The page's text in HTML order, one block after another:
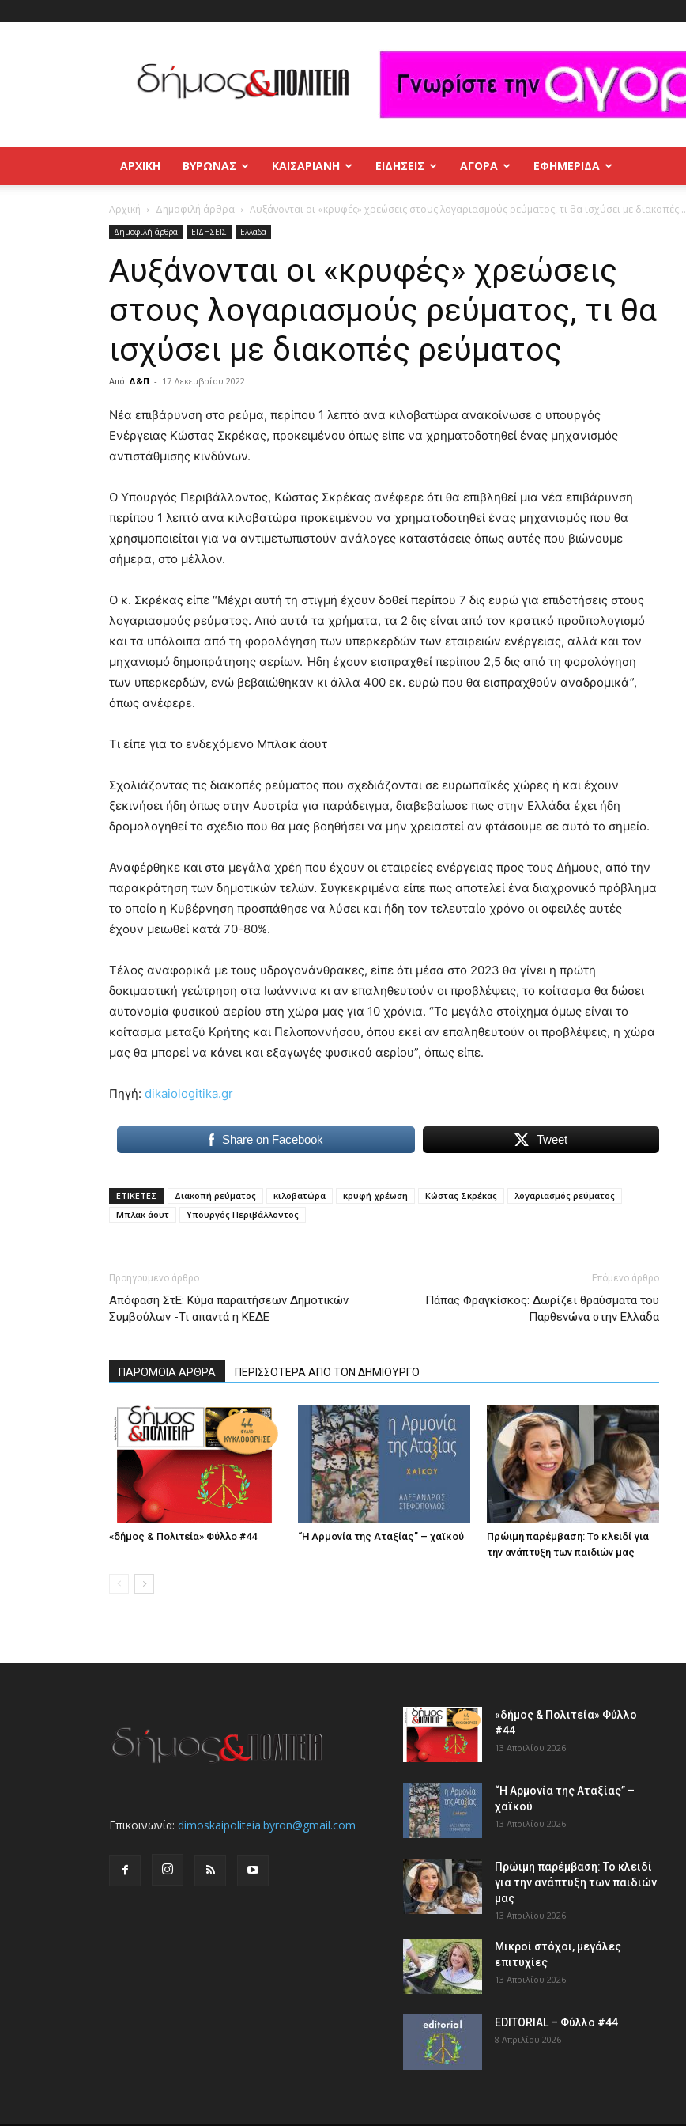
και
Πολιτεία
Βύρωνας
–
Παγκράτι
ΑΡΧΙΚΉ ΒΥΡΩΝΑΣ ΚΑΙΣΑΡΙΑΝΗ ΕΙΔΗΣΕΙΣ ΑΓΟΡΑ ΕΦΗΜΕΡΊΔΑ
Αρχική Δημοφιλή άρθρα Αυξάνονται οι «κρυφές» χρεώσεις στους λογαριασμούς ρεύματος, τι θα ισχύσει με διακοπές...
Δημοφιλή άρθρα ΕΙΔΗΣΕΙΣ Ελλαδα
Αυξάνονται οι «κρυφές» χρεώσεις
στους λογαριασμούς ρεύματος, τι θα
ισχύσει με διακοπές ρεύματος
Από Δ&Π - 17 Δεκεμβρίου 2022
blonde
very
hot
show.desi
brandi
lyons
teaches
meaning
of
pain.
pornhun
porn
Νέα επιβάρυνση στο ρεύμα, περίπου 1 λεπτό ανα κιλοβατώρα ανακοίνωσε ο υπουργός
Ενέργειας Κώστας Σκρέκας, προκειμένου όπως είπε να χρηματοδοτηθεί ένας μηχανισμός
αντιστάθμισης κινδύνων.
Ο Υπουργός Περιβάλλοντος, Κώστας Σκρέκας ανέφερε ότι θα επιβληθεί μια νέα επιβάρυνση
περίπου 1 λεπτό ανα κιλοβατώρα προκειμένου να χρηματοδοτηθεί ένας μηχανισμός που θα
χρησιμοποιείται για να αντιμετωπιστούν ανάλογες καταστάσεις όπως αυτές που βιώνουμε
σήμερα, στο μέλλον.
Ο κ. Σκρέκας είπε “Μέχρι αυτή τη στιγμή έχουν δοθεί περίπου 7 δις ευρώ για επιδοτήσεις στους
λογαριασμούς ρεύματος. Από αυτά τα χρήματα, τα 2 δις είναι από τον κρατικό προϋπολογισμό
και τα υπόλοιπα από τη φορολόγηση των υπερκερδών των εταιρειών ενέργειας, αλλά και τον
μηχανισμό δημοπράτησης αερίων. Ήδη έχουν εισπραχθεί περίπου 2,5 δις από τη φορολόγηση
των υπερκερδών, ενώ βεβαιώθηκαν κι άλλα 400 εκ. ευρώ που θα εισπραχθούν αναδρομικά”,
όπως ανέφερε.
Τι είπε για το ενδεχόμενο Μπλακ άουτ
Σχολιάζοντας τις διακοπές ρεύματος που σχεδιάζονται σε ευρωπαϊκές χώρες ή και έχουν
ξεκινήσει ήδη όπως στην Αυστρία για παράδειγμα, διαβεβαίωσε πως στην Ελλάδα έχει ήδη
δρομολογηθεί το σχέδιο που θα μας βοηθήσει να μην χρειαστεί αν φτάσουμε σε αυτό το σημείο.
Αναφέρθηκε και στα μεγάλα χρέη που έχουν οι εταιρείες ενέργειας προς τους Δήμους, από την
παρακράτηση των δημοτικών τελών. Συγκεκριμένα είπε πως αποτελεί ένα διαχρονικό πρόβλημα
το οποίο η Κυβέρνηση προσπάθησε να λύσει και ήδη τον τελευταίο χρόνο οι οφειλές αυτές
έχουν μειωθεί κατά 70-80%.
Τέλος αναφορικά με τους υδρογονάνθρακες, είπε ότι μέσα στο 2023 θα γίνει η πρώτη
δοκιμαστική γεώτρηση στα Ιωάννινα κι αν επαληθευτούν οι προβλέψεις, το κοίτασμα θα δώσει
αυτονομία φυσικού αερίου στη χώρα μας για 10 χρόνια. “Το μεγάλο στοίχημα όμως είναι το
κοίτασμα μεταξύ Κρήτης και Πελοποννήσου, όπου εκεί αν επαληθευτούν οι προβλέψεις, η χώρα
μας θα μπορεί να κάνει και εξαγωγές φυσικού αερίου”, όπως είπε.
Πηγή: dikaiologitika.gr
Share on Facebook Tweet
ΕΤΙΚΕΤΕΣ Διακοπή ρεύματος κιλοβατώρα κρυφή χρέωση Κώστας Σκρέκας
λογαριασμός ρεύματος
Μπλακ άουτ
Υπουργός Περιβάλλοντος
Προηγούμενο άρθρο
Απόφαση ΣτΕ: Κύμα παραιτήσεων Δημοτικών
Συμβούλων -Τι απαντά η ΚΕΔΕ
Επόμενο άρθρο
Πάπας Φραγκίσκος: Δωρίζει θραύσματα του
Παρθενώνα στην Ελλάδα
ΠΑΡΟΜΟΙΑ ΑΡΘΡΑ ΠΕΡΙΣΣΟΤΕΡΑ ΑΠΟ ΤΟΝ ΔΗΜΙΟΥΡΓΟ
«δήμος & Πολιτεία» Φύλλο #44 “Η Αρμονία της Αταξίας” – χαϊκού
Πρώιμη παρέμβαση: Το κλειδί για
την ανάπτυξη των παιδιών µας
Επικοινωνία: dimoskaipoliteia.byron@gmail.com
«δήμος & Πολιτεία» Φύλλο
#44
13 Απριλίου 2026
“Η Αρμονία της Αταξίας” –
χαϊκού
13 Απριλίου 2026
Πρώιμη παρέμβαση: Το κλειδί
για την ανάπτυξη των παιδιών
µας
13 Απριλίου 2026
Μικροί στόχοι, μεγάλες
επιτυχίες
13 Απριλίου 2026
EDITORIAL – Φύλλο #44
8 Απριλίου 2026